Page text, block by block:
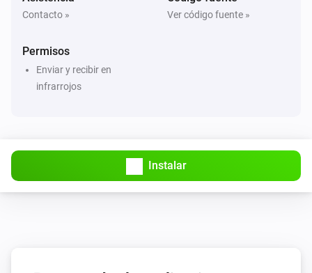
Contacto » Ver código fuente »
Permisos
Enviar y recibir en
infrarrojos
Instalar